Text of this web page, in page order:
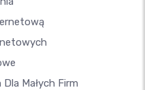
Małych Firm